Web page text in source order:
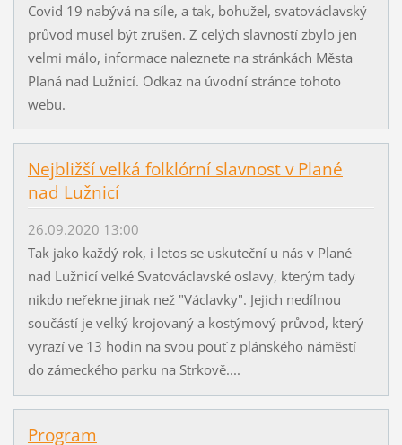
Covid 19 nabývá na síle, a tak, bohužel, svatováclavský
průvod musel být zrušen. Z celých slavností zbylo jen
velmi málo, informace naleznete na stránkách Města
Planá nad Lužnicí. Odkaz na úvodní stránce tohoto
webu.
Nejbližší velká folklórní slavnost v Plané
nad Lužnicí
26.09.2020 13:00
Tak jako každý rok, i letos se uskuteční u nás v Plané
nad Lužnicí velké Svatováclavské oslavy, kterým tady
nikdo neřekne jinak než "Václavky". Jejich nedílnou
součástí je velký krojovaný a kostýmový průvod, který
vyrazí ve 13 hodin na svou pouť z plánského náměstí
do zámeckého parku na Strkově....
Program